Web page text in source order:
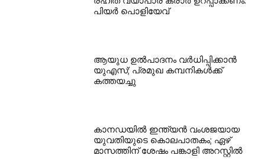
പിയര്‍ പൊളിയേവ്
ആയുധ ഉല്‍പാദനം വര്‍ധിപ്പിക്കാന്‍
യുഎസ്; പ്രമുഖ കമ്പനികള്‍ക്ക്
കത്തയച്ചു
കാനഡയില്‍ ഇന്ത്യന്‍ വംശജയായ
യുവതിയുടെ കൊലപാതകം; ഏഴ്
മാസത്തിന് ശേഷം പങ്കാളി അറസ്റ്റില്‍